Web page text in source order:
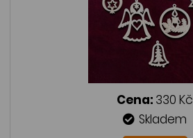
Cena: 330 Kč
Skladem